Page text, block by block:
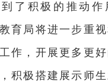
了积极的推动作
育局将进一步重
作，开展更多更
积极搭建展示师